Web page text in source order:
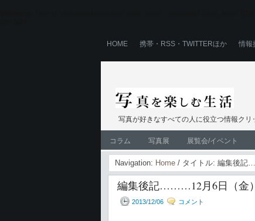
HOME 携帯・RSS・TWITTERほか 情報
写真が好きなすべての人に役立つ情報ク
コラム 写真展 展覧会/イベント
Navigation: Home / タイトル: 編集後記
編集後記………12月6日（金）
2013/12/06 コメント